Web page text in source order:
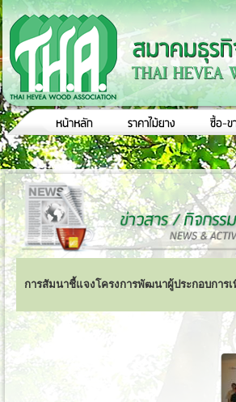
การสัมนาชี้แจงโครงการพัฒนาผู้ประกอบกา